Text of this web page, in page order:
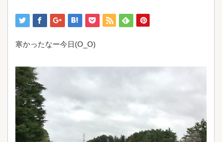
寒かったなー今日(O_O)